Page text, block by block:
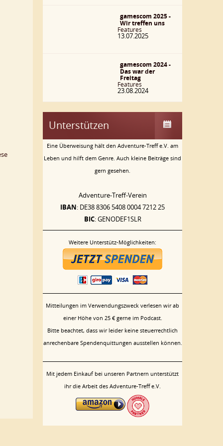
gamescom 2025 -
Wir treffen uns
Features
13.07.2025
gamescom 2024 -
Das war der
Freitag
Features
23.08.2024
Unterstützen
Eine Überweisung hält den Adventure-Treff e.V. am
Leben und hilft dem Genre. Auch kleine Beiträge sind
gern gesehen.
Adventure-Treff-Verein
IBAN: DE38 8306 5408 0004 7212 25
BIC: GENODEF1SLR
Weitere Unterstütz-Möglichkeiten:
Mitteilungen im Verwendungszweck verlesen wir ab
einer Höhe von 25 € gerne im Podcast.
Bitte beachtet, dass wir leider keine steuerrechtlich
anrechenbare Spendenquittungen ausstellen können.
Mit jedem Einkauf bei unseren Partnern unterstützt
ihr die Arbeit des Adventure-Treff e.V.